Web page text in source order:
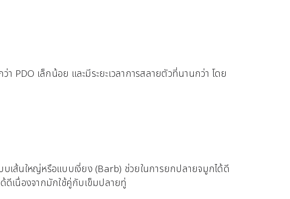
PDO เล็กน้อย และมีระยะเวลาการสลายตัวที่นานกว่า โดย
เส้นใหญ่หรือแบบเงี่ยง (Barb) ช่วยในการยกปลายจมูกได้ดี
ดีเนื่องจากมักใช้คู่กับเข็มปลายทู่